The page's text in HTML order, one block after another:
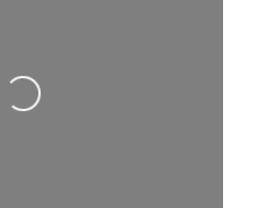
Loading...